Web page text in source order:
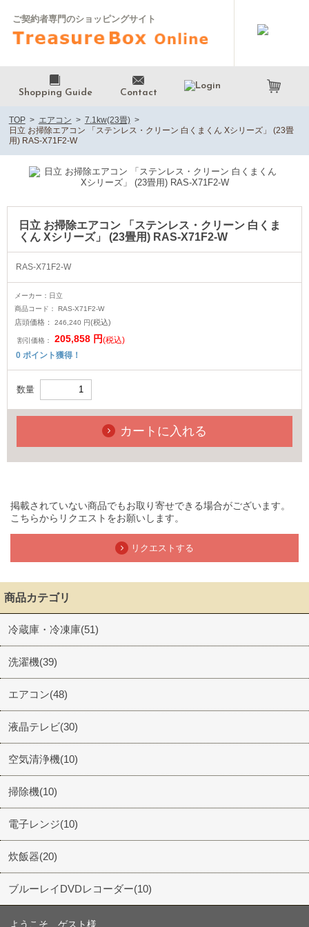
ご契約者専門のショッピングサイト
Shopping Guide Contact
TOP エアコン
7.1kw(23畳)
日立 お掃除エアコン 「ステンレス・クリーン 白くまくん Xシリーズ」 (23畳
用) RAS-X71F2-W
日立 お掃除エアコン 「ステンレス・クリーン 白くま
くん Xシリーズ」 (23畳用) RAS-X71F2-W
RAS-X71F2-W
メーカー： 日立
商品コード：RAS-X71F2-W
店頭価格： 246,240 円(税込)
割引価格： 205,858 円(税込)
0 ポイント獲得！
数量
カートに入れる
掲載されていない商品でもお取り寄せできる場合がございます。
こちらからリクエストをお願いします。
リクエストする
商品カテゴリ
冷蔵庫・冷凍庫(51)
洗濯機(39)
エアコン(48)
液晶テレビ(30)
空気清浄機(10)
掃除機(10)
電子レンジ(10)
炊飯器(20)
ブルーレイDVDレコーダー(10)
ようこそ ゲスト様